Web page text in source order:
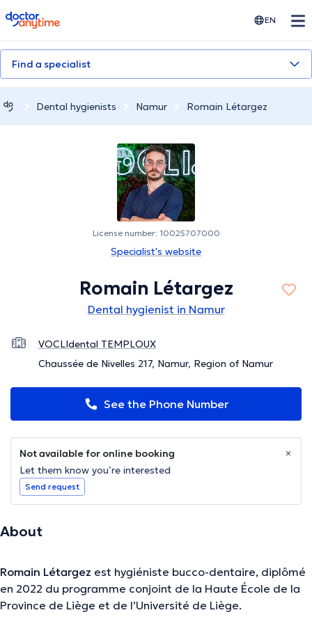
doctoranytime EN
Find a specialist
Dental hygienists Namur Romain Létargez
License number: 10025707000
Specialist's website
Romain Létargez
Dental hygienist in Namur
VOCLIdental TEMPLOUX
Chaussée de Nivelles 217, Namur, Region of Namur
See the Phone Number
Not available for online booking
Let them know you’re interested
Send request
About
Romain Létargez est hygiéniste bucco-dentaire, diplômé
en 2022 du programme conjoint de la Haute École de la
Province de Liège et de l’Université de Liège.